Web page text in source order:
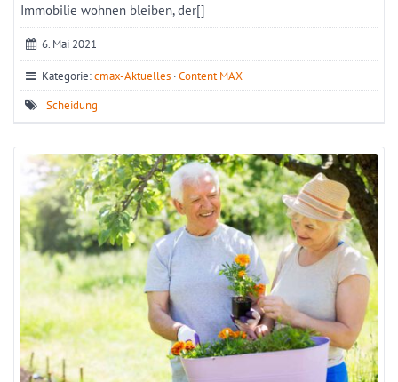
Immobilie wohnen bleiben, der[]
6. Mai 2021
Kategorie:cmax-Aktuelles ·Content MAX
Scheidung